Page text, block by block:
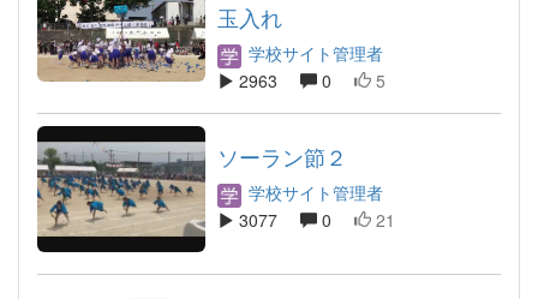
玉入れ
学校サイト管理者
2963
0 5
ソーラン節２
学校サイト管理者
3077
0 21